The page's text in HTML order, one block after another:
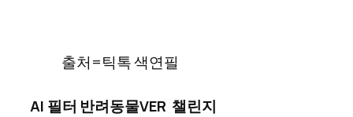
출처=틱톡 색연필
AI 필터 반려동물VER 챌린지